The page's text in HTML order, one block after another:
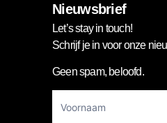
Nieuwsbrief
Let’s stay in touch!
Schrijf je in voor onze
Geen spam, beloofd.
Newsletter